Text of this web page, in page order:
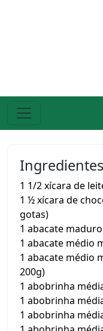
1 1/2 xícara de
1 ½ xícara de
gotas)
1 abacate maduro
1 abacate médio
1 abacate médio
200g)
1 abobrinha
1 abobrinha
1 abobrinha